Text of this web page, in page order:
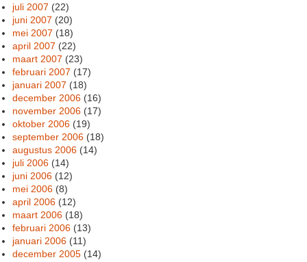
juli 2007 (22)
juni 2007 (20)
mei 2007 (18)
april 2007 (22)
maart 2007 (23)
februari 2007 (17)
januari 2007 (18)
december 2006 (16)
november 2006 (17)
oktober 2006 (19)
september 2006 (18)
augustus 2006 (14)
juli 2006 (14)
juni 2006 (12)
mei 2006 (8)
april 2006 (12)
maart 2006 (18)
februari 2006 (13)
januari 2006 (11)
december 2005 (14)